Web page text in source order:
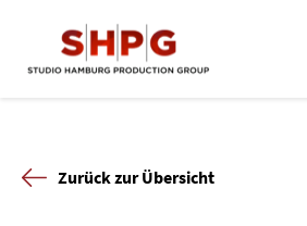
Zurück zur Übersicht